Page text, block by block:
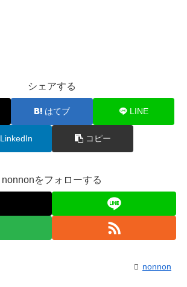
シェアする
はてブ LINE
LinkedIn コピー
nonnonをフォローする
nonnon